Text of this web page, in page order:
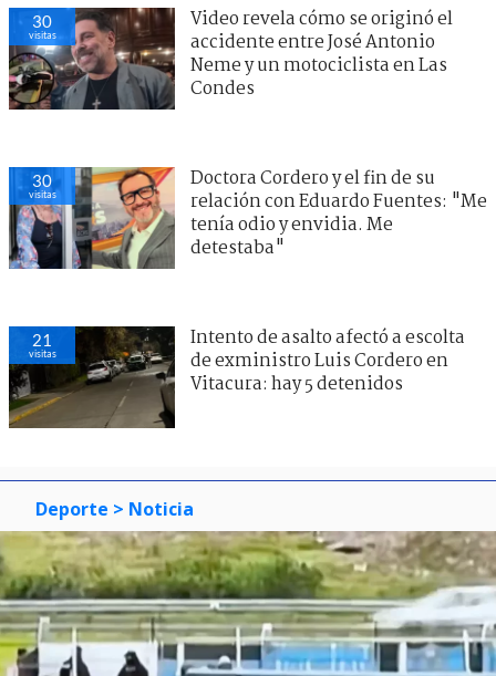
30
visitas
Video revela cómo se originó el
accidente entre José Antonio
Neme y un motociclista en Las
Condes
30
visitas
Doctora Cordero y el fin de su
relación con Eduardo Fuentes: "Me
tenía odio y envidia. Me
detestaba"
21
visitas
Intento de asalto afectó a escolta
de exministro Luis Cordero en
Vitacura: hay 5 detenidos
Deporte > Noticia